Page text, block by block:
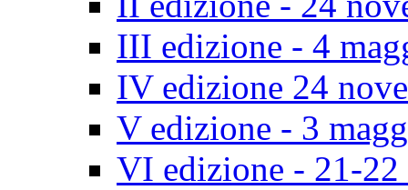
III edizione - 4
IV edizione 24
V edizione - 3
VI edizione - 21-22